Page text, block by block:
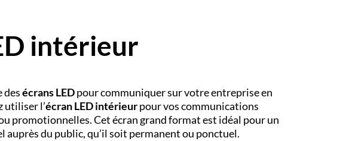
intérieur
desécrans LEDpour communiquer sur votre entreprise en
utiliser l’écran LED intérieurpour vos communications
promotionnelles. Cet écran grand format est idéal pour un
auprès du public, qu’il soit permanent ou ponctuel.